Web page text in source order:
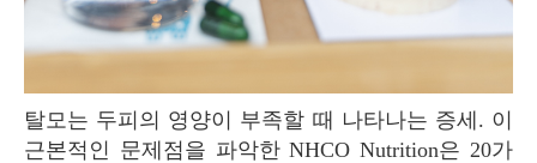
탈모는 두피의 영양이 부족할 때 나타나는 증세. 이
근본적인 문제점을 파악한 NHCO Nutrition은 20가